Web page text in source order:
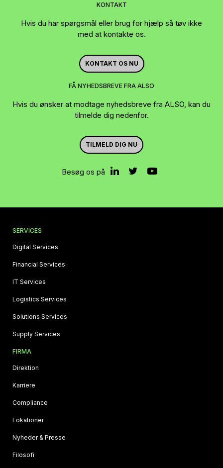
KONTAKT
Hvis du har spørgsmål eller brug for hjælp så tøv ikke
med at kontakte os.
KONTAKT OS NU
FÅ NYHEDSBREVE FRA ALSO
Hvis du ønsker at modtage nyhedsbreve fra ALSO, kan du
tilmelde dig nedenfor.
TILMELD DIG NU
Besøg os på
SERVICES
Digital Services
Financial Services
IT Services
Logistics Services
Solutions Services
Supply Services
FIRMA
Direktion
Karriere
Compliance
Lokationer
Nyheder & Presse
Filosofi